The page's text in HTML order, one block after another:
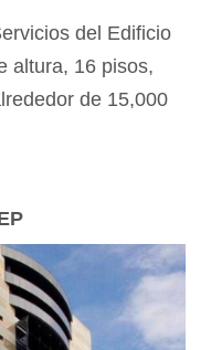
del Edificio
altura, 16 pisos,
de 15,000